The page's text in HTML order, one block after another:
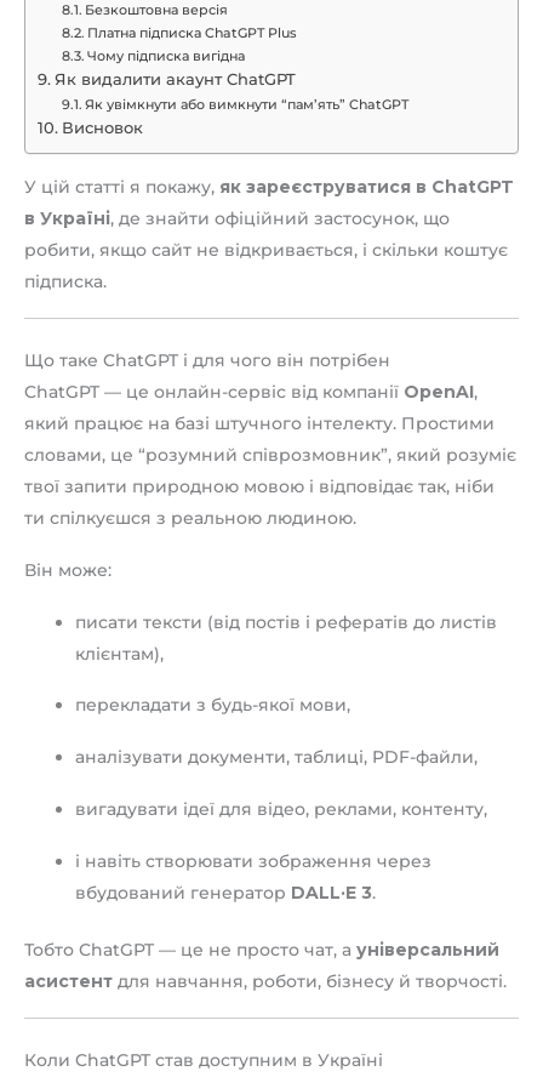
Безкоштовна версія
Платна підписка ChatGPT Plus
Чому підписка вигідна
Як видалити акаунт ChatGPT
Як увімкнути або вимкнути “пам’ять” ChatGPT
Висновок
У цій статті я покажу, як зареєструватися в ChatGPT
в Україні, де знайти офіційний застосунок, що
робити, якщо сайт не відкривається, і скільки коштує
підписка.
Що таке ChatGPT і для чого він потрібен
ChatGPT — це онлайн-сервіс від компанії OpenAI,
який працює на базі штучного інтелекту. Простими
словами, це “розумний співрозмовник”, який розуміє
твої запити природною мовою і відповідає так, ніби
ти спілкуєшся з реальною людиною.
Він може:
писати тексти (від постів і рефератів до листів
клієнтам),
перекладати з будь-якої мови,
аналізувати документи, таблиці, PDF-файли,
вигадувати ідеї для відео, реклами, контенту,
і навіть створювати зображення через
вбудований генератор DALL·E 3.
Тобто ChatGPT — це не просто чат, а універсальний
асистент для навчання, роботи, бізнесу й творчості.
Коли ChatGPT став доступним в Україні